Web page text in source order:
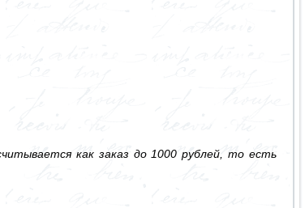
как заказ до 1000 рублей, то есть